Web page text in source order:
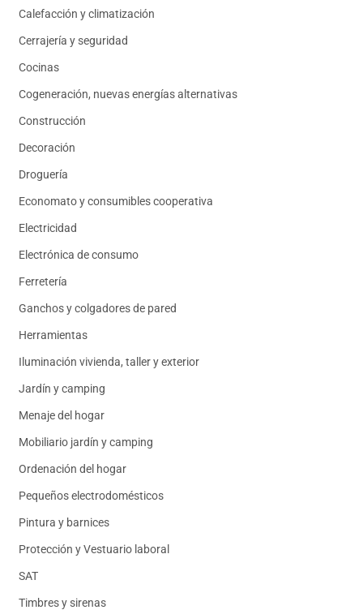
Calefacción y climatización
Cerrajería y seguridad
Cocinas
Cogeneración, nuevas energías alternativas
Construcción
Decoración
Droguería
Economato y consumibles cooperativa
Electricidad
Electrónica de consumo
Ferretería
Ganchos y colgadores de pared
Herramientas
Iluminación vivienda, taller y exterior
Jardín y camping
Menaje del hogar
Mobiliario jardín y camping
Ordenación del hogar
Pequeños electrodomésticos
Pintura y barnices
Protección y Vestuario laboral
SAT
Timbres y sirenas